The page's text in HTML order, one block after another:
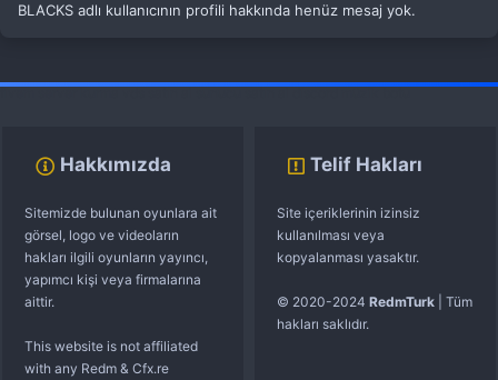
BLACKS adlı kullanıcının profili hakkında henüz mesaj yok.
Hakkımızda
Sitemizde bulunan oyunlara ait
görsel, logo ve videoların
hakları ilgili oyunların yayıncı,
yapımcı kişi veya firmalarına
aittir.
This website is not affiliated
with any Redm & Cfx.re
Telif Hakları
Site içeriklerinin izinsiz
kullanılması veya
kopyalanması yasaktır.
© 2020-2024 RedmTurk | Tüm
hakları saklıdır.